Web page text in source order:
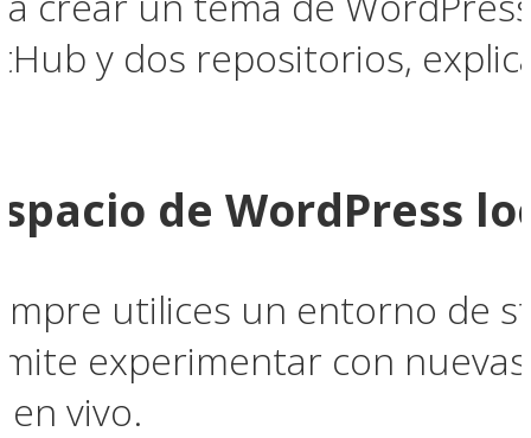
y dos repositorios,
de WordPress
utilices un entorno de
experimentar con
vivo.